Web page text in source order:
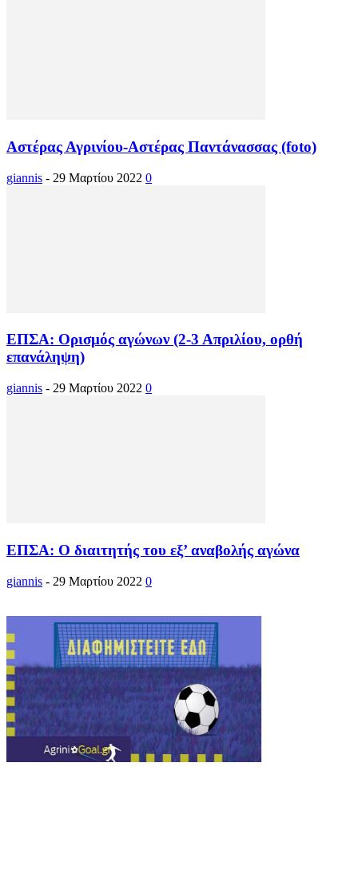
Αστέρας Αγρινίου-Αστέρας Παντάνασσας (foto)
giannis - 29 Μαρτίου 2022 0
ΕΠΣΑ: Ορισμός αγώνων (2-3 Απριλίου, ορθή
επανάληψη)
giannis - 29 Μαρτίου 2022 0
ΕΠΣΑ: Ο διαιτητής του εξ’ αναβολής αγώνα
giannis - 29 Μαρτίου 2022 0